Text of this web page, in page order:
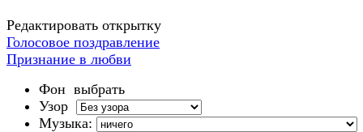
Редактировать открытку
Голосовое поздравление
Признание в любви
Фон выбрать
Узор
Музыка: